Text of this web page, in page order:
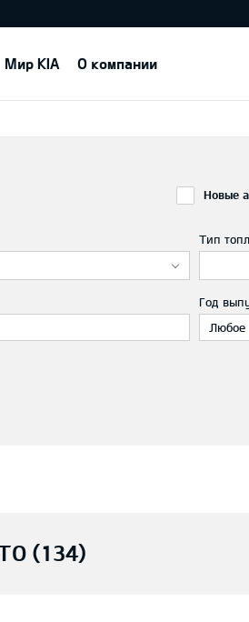
Мир KIA О компании
Новые
Тип
Год
Любое
(134)